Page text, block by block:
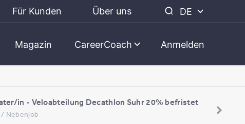
Für Kunden Über uns DE
Magazin CareerCoach Anmelden
in - Veloabteilung Decathlon Suhr 20% befristet
Nebenjob